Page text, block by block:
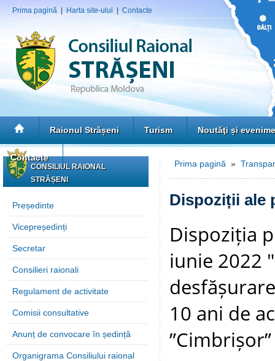
Prima pagină Harta site-ului Contacte
Raionul Strășeni Turism Noutăţi și
Contacte
CONSILIUL RAIONAL
STRĂȘENI
Președinte
Vicepreședinți
Secretar
Consilieri raionali
Regulament de activitate
Comisii consultative
Anunț de convocare în ședință
Organigrama Consiliului raional
Prima pagină »
Dispoziții ale
Dispoziția
iunie 2022
10 ani de